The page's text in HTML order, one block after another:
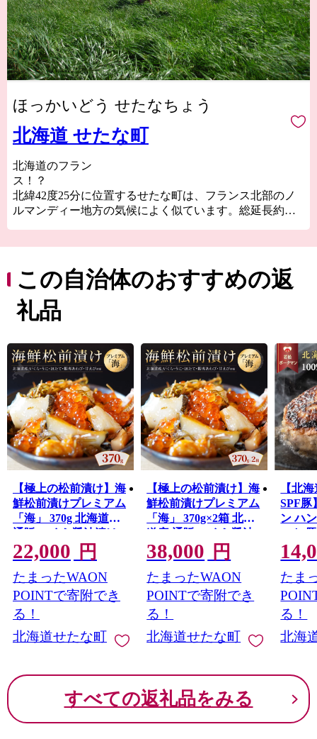
ほっかいどう せたなちょう
北海道 せたな町
北海道のフラン
ス
北緯42度25分に位置するせたな町は、フランス北部のノ
ルマンディー地方の気候によく似ています。総延長約
ネラルたっぷりな潮風が運ばれてくる牧場では牛がゆっ
たり草を食み、その牛から採れた生乳でチーズやヨーグ
ルトを作っています。
町の中心部には何度も清流日本一に輝く一級河川後志利
が川をのぼります。そんな大自然に育まれた食や文化を
知っていただくきっかけにふるさと納税をぜひご活用く
ださい。
この自治体のおすすめの返
礼品
【極上の松前漬け】海
鮮松前漬けプレミアム
「海」 370g 北海道産
通販 いくら醤油漬け
うに あわび ホタテ貝
柱 甘えび 海鮮 せたな
町 ふるさと納税
22,000 円
たまったWAON
POINTで寄附でき
る！
北海道せたな町
【極上の松前漬け】海
鮮松前漬けプレミアム
「海」 370g×2箱 北海
道産 通販 いくら醤油
漬け うに あわび ホタ
テ貝柱 甘えび 海鮮 せ
たな町 ふるさと納税
38,000 円
たまったWAON
POINTで寄附でき
る！
北海道せたな町
【北
SPF豚
ン ハ
ット 豚
豚 肉
な町
たま
る！
北海
すべての返礼品をみる